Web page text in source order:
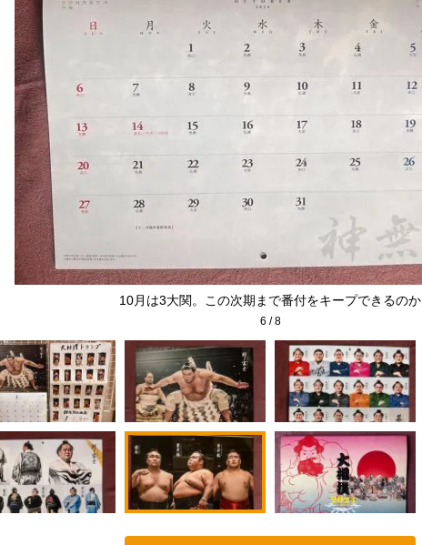
10月は3大関。この次期まで番付をキープできるのか
6 /8